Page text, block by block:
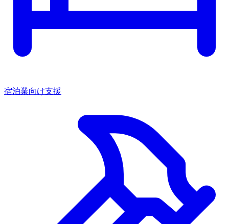
宿泊業向け支援